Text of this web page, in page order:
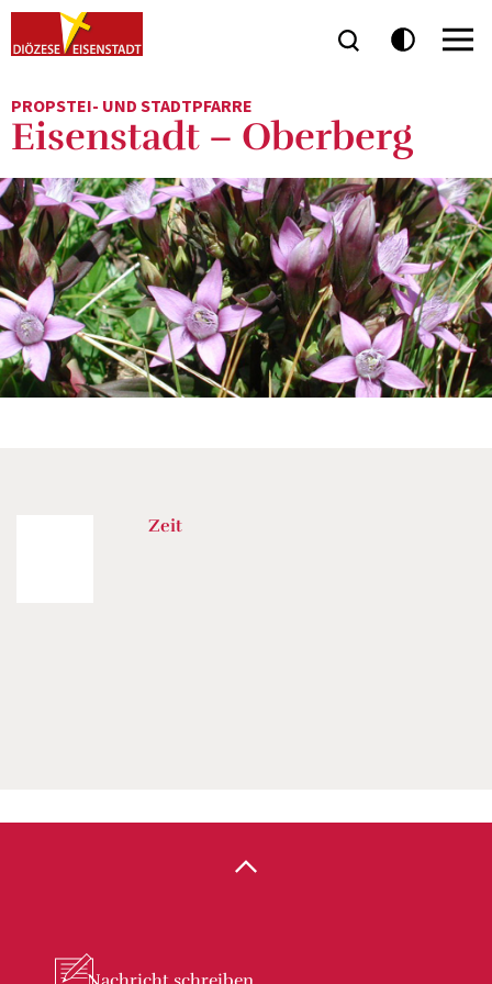
PROPSTEI- UND STADTPFARRE
Eisenstadt – Oberberg
Zeit